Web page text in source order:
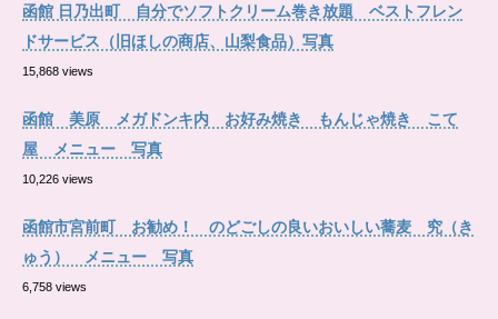
函館 日乃出町 自分でソフトクリーム巻き放題 ベストフレン
ドサービス（旧ほしの商店、山梨食品）写真
15,868 views
函館 美原 メガドンキ内 お好み焼き もんじゃ焼き こて
屋 メニュー 写真
10,226 views
函館市宮前町 お勧め！ のどごしの良いおいしい蕎麦 究（き
ゅう） メニュー 写真
6,758 views